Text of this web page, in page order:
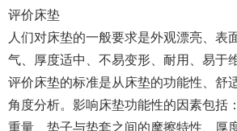
评价床垫
人们对床垫的一般要求是外观漂亮、表
气、厚度适中、不易变形、耐用、易于
评价床垫的标准是从床垫的功能性、舒
角度分析。影响床垫功能性的因素包括
重量、垫子与垫套之间的摩擦特性、厚